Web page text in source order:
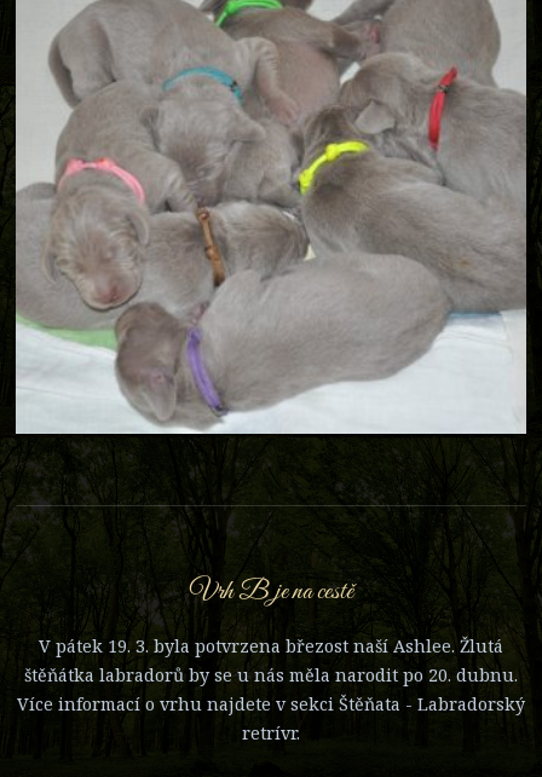
Vrh B je na cestě
V pátek 19. 3. byla potvrzena březost naší Ashlee. Žlutá
štěňátka labradorů by se u nás měla narodit po 20. dubnu.
Více informací o vrhu najdete v sekci Štěňata - Labradorský
retrívr.